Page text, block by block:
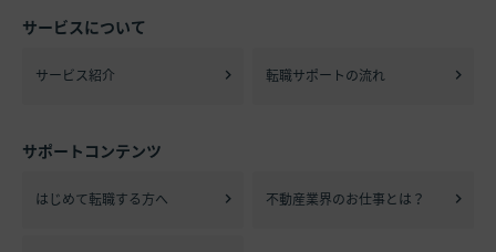
サービスについて
サービス紹介 転職サポートの流れ
サポートコンテンツ
はじめて転職する方へ 不動産業界のお仕事とは？